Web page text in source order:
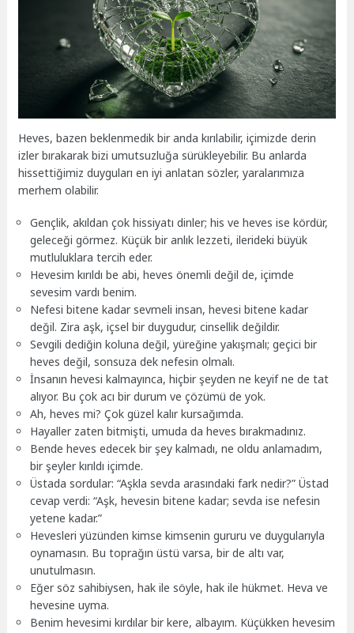
Heves, bazen beklenmedik bir anda kırılabilir, içimizde derin
izler bırakarak bizi umutsuzluğa sürükleyebilir. Bu anlarda
hissettiğimiz duyguları en iyi anlatan sözler, yaralarımıza
merhem olabilir.
Gençlik, akıldan çok hissiyatı dinler; his ve heves ise kördür,
geleceği görmez. Küçük bir anlık lezzeti, ilerideki büyük
mutluluklara tercih eder.
Hevesim kırıldı be abi, heves önemli değil de, içimde
sevesim vardı benim.
Nefesi bitene kadar sevmeli insan, hevesi bitene kadar
değil. Zira aşk, içsel bir duygudur, cinsellik değildir.
Sevgili dediğin koluna değil, yüreğine yakışmalı; geçici bir
heves değil, sonsuza dek nefesin olmalı.
İnsanın hevesi kalmayınca, hiçbir şeyden ne keyif ne de tat
alıyor. Bu çok acı bir durum ve çözümü de yok.
Ah, heves mi? Çok güzel kalır kursağımda.
Hayaller zaten bitmişti, umuda da heves bırakmadınız.
Bende heves edecek bir şey kalmadı, ne oldu anlamadım,
bir şeyler kırıldı içimde.
Üstada sordular: “Aşkla sevda arasındaki fark nedir?” Üstad
cevap verdi: “Aşk, hevesin bitene kadar; sevda ise nefesin
yetene kadar.”
Hevesleri yüzünden kimse kimsenin gururu ve duygularıyla
oynamasın. Bu toprağın üstü varsa, bir de altı var,
unutulmasın.
Eğer söz sahibiysen, hak ile söyle, hak ile hükmet. Heva ve
hevesine uyma.
Benim hevesimi kırdılar bir kere, albayım. Küçükken hevesim